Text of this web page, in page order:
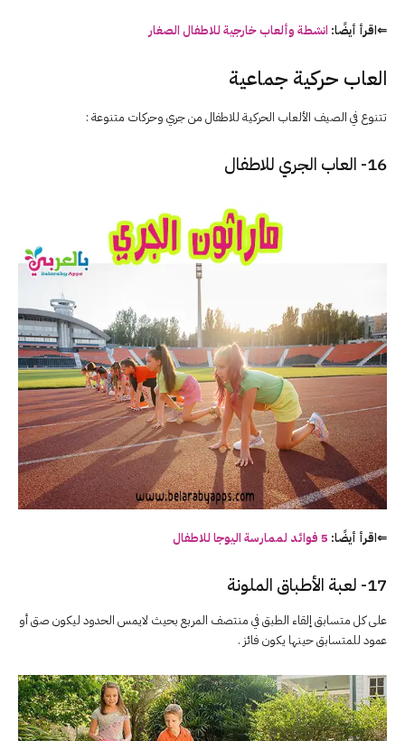
⇐اقرأ أيضًا: انشطة وألعاب خارجية للاطفال الصغار
العاب حركية جماعية
تتنوع في الصيف الألعاب الحركية للاطفال من جري وحركات متنوعة :
16- العاب الجري للاطفال
⇐اقرأ أيضًا: 5 فوائد لممارسة اليوجا للاطفال
17- لعبة الأطباق الملونة
على كل متسابق إلقاء الطبق في منتصف المربع بحيث لايمس الحدود ليكون صق أو
عمود للمتسابق حينها يكون فائز .